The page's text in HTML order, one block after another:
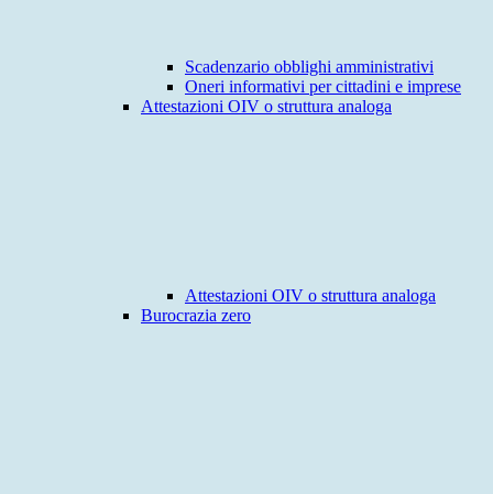
Scadenzario obblighi amministrativi
Oneri informativi per cittadini e imprese
Attestazioni OIV o struttura analoga
Attestazioni OIV o struttura analoga
Burocrazia zero